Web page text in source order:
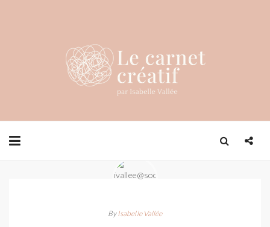
ByIsabelle Vallée